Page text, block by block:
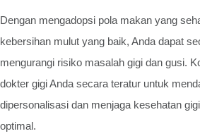
Dengan mengadopsi pola makan yang
kebersihan mulut yang baik, Anda dapat
mengurangi risiko masalah gigi dan gusi.
dokter gigi Anda secara teratur untuk
dipersonalisasi dan menjaga kesehatan
optimal.